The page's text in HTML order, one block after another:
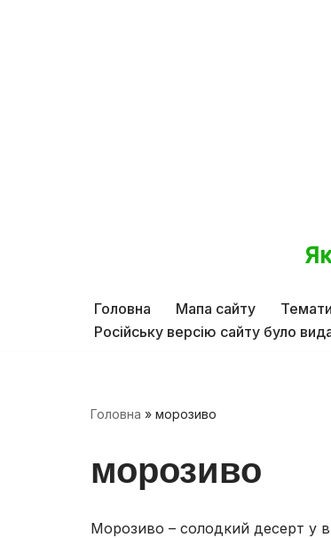
Головна Мапа сайту
Російську версію сайту було
Головна » морозиво
морозиво
Морозиво – солодкий десерт у